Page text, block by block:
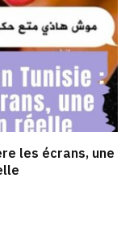
les écrans, une